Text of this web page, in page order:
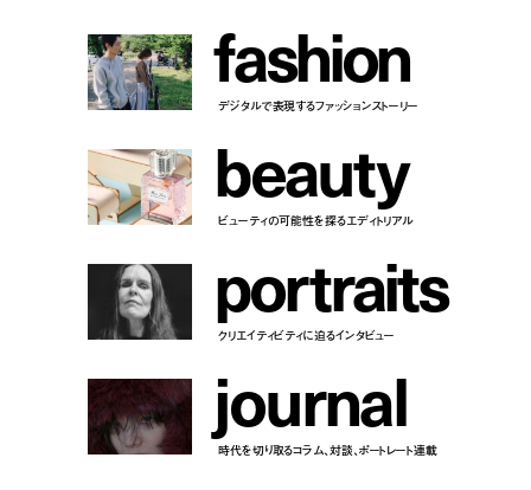
fashion
デジタルで表現するファッションストーリー
beauty
ビューティの可能性を探るエディトリアル
portraits
クリエイティビティに迫るインタビュー
journal
時代を切り取るコラム、対談、ポートレート連載